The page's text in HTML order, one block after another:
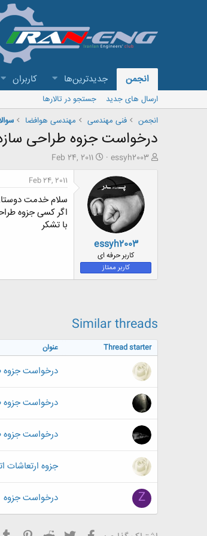
انجمن جدیدترین‌ها کاربران
ارسال های جدید
جستجو در تالارها
انجمن
فنی مهندسی مهندسی هوافضا
درخواست جزوه طراحی
ش
و
ض
essyh2003
ت
ی
خ
ش
ر
Feb 24, 2011
essyh2003
کاربر حرفه ای
کاربر ممتاز
Feb 24, 2011
سلام خدمت
اگر کسی جزوه
با تشکر
Similar threads
Thread starter عنوان
درخواست جزوه
درخواست جزوه
درخواست جزوه
جزوه ارتعاشات
Z درخواست جزوه